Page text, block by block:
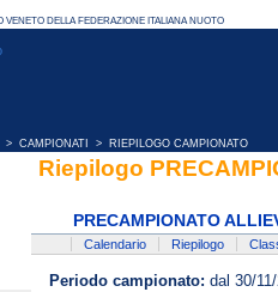
> CAMPIONATI > RIEPILOGO CAMPIONATO
Riepilogo
PRECAMPIONATO
Calendario Riepilogo
Periodo campionato: dal 30/